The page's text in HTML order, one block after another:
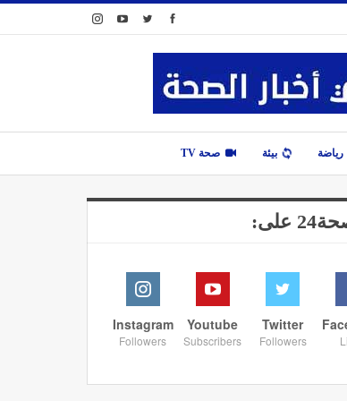
رياضة بيئة صحة TV
على:
Twitter
Followers
Youtube
Subscribers
Instagram
Followers